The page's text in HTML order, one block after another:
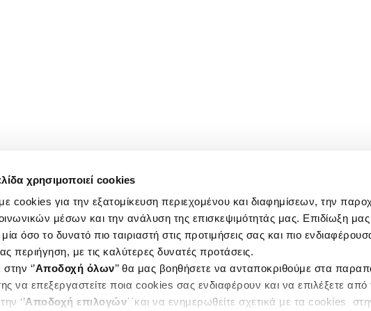
χρησιμοποιεί cookies
cookies για την εξατομίκευση περιεχομένου και διαφημίσεων, την
μέσων και την ανάλυση της επισκεψιμότητάς μας. Επιδίωξη μας
όσο το δυνατό πιο ταιριαστή στις προτιμήσεις σας και πιο
περιήγηση, με τις καλύτερες δυνατές προτάσεις.
‘’Αποδοχή όλων’’ θα μας βοηθήσετε να ανταποκριθούμε στα
να επεξεργαστείτε ποια cookies σας ενδιαφέρουν και να επιλέξετε από
‘’Αποδοχή επιλογών΄΄και να ενημερωθείτε σχετικά με τα cookies